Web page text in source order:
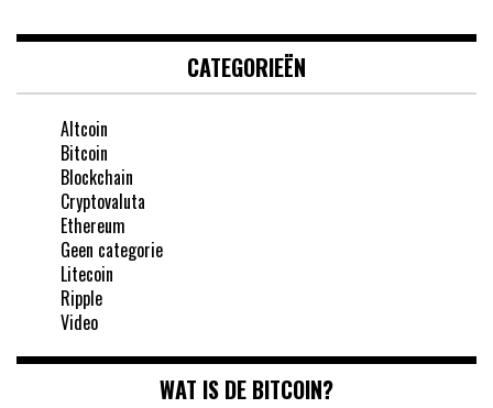
CATEGORIEËN
Altcoin
Bitcoin
Blockchain
Cryptovaluta
Ethereum
Geen categorie
Litecoin
Ripple
Video
WAT IS DE BITCOIN?